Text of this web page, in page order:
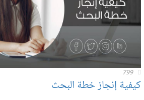
799
كيفية إنجاز خطة البحث